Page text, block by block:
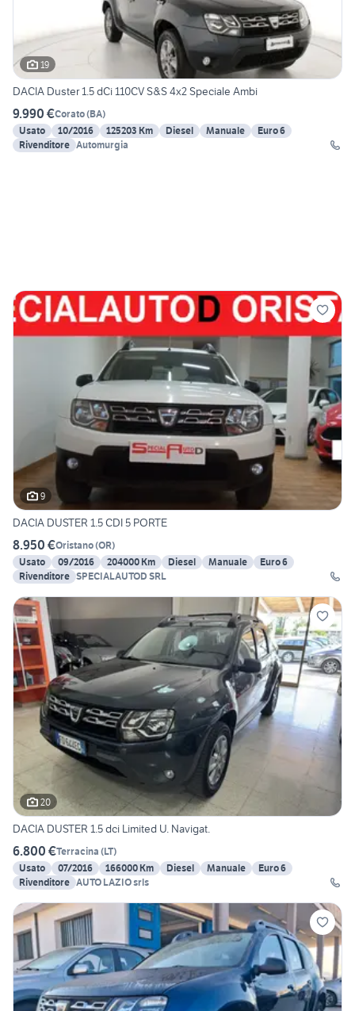
19
DACIA Duster 1.5 dCi 110CV S&S 4x2 Speciale Ambi
9.990 €Corato(BA)
Usato
10/2016 125203 Km Diesel Manuale
Euro 6
Rivenditore Automurgia
9
DACIA DUSTER 1.5 CDI 5 PORTE
8.950 €Oristano(OR)
Usato
09/2016 204000 Km Diesel Manuale
Euro 6
Rivenditore SPECIALAUTOD SRL
20
DACIA DUSTER 1.5 dci Limited U. Navigat.
6.800 €Terracina (LT)
Usato
07/2016 166000 Km Diesel Manuale
Euro 6
Rivenditore AUTO LAZIO srls